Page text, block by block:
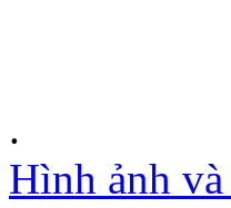
.
Hình ảnh